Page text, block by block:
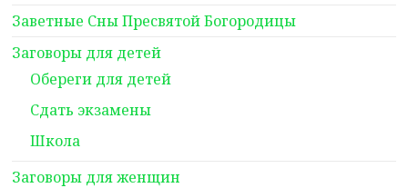
Заветные Сны Пресвятой Богородицы
Заговоры для детей
Обереги для детей
Сдать экзамены
Школа
Заговоры для женщин